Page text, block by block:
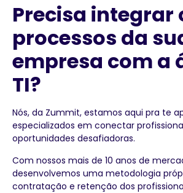
Precisa integrar
processos da
empresa com a
TI?
Nós, da Zummit, estamos aqui pra te
especializados em conectar
oportunidades desafiadoras.
Com nossos mais de 10 anos de
desenvolvemos uma metodologia
contratação e retenção dos